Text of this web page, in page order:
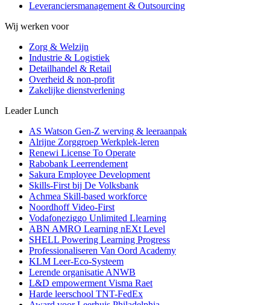
Leveranciersmanagement & Outsourcing
Wij werken voor
Zorg & Welzijn
Industrie & Logistiek
Detailhandel & Retail
Overheid & non-profit
Zakelijke dienstverlening
Leader Lunch
AS Watson Gen-Z werving & leeraanpak
Alrijne Zorggroep Werkplek-leren
Renewi License To Operate
Rabobank Leerrendement
Sakura Employee Development
Skills-First bij De Volksbank
Achmea Skill-based workforce
Noordhoff Video-First
Vodafoneziggo Unlimited Llearning
ABN AMRO Learning nEXt Level
SHELL Powering Learning Progress
Professionaliseren Van Oord Academy
KLM Leer-Eco-Systeem
Lerende organisatie ANWB
L&D empowerment Visma Raet
Harde leerschool TNT-FedEx